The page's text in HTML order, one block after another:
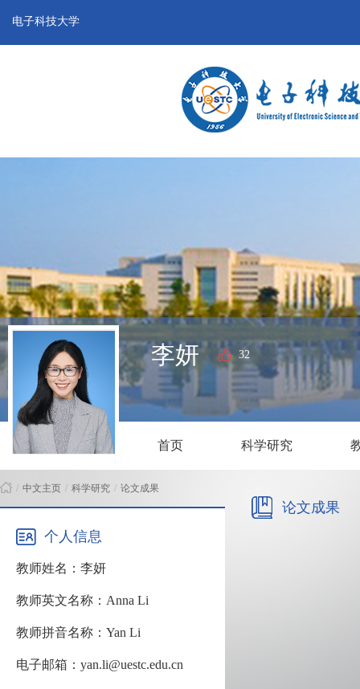
电子科技大学
李妍 32
首页 科学研究
/ 中文主页 / 科学研究 / 论文成果
个人信息
教师姓名：李妍
教师英文名称：Anna Li
教师拼音名称：Yan Li
电子邮箱：yan.li@uestc.edu.cn
论文成果